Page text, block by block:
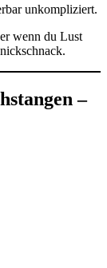
unkompliziert.
wenn du Lust
–